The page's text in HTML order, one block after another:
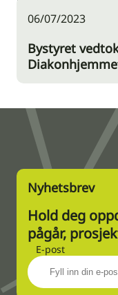
06/07/2023
Bystyret
Nyhetsbrev
Hold deg
pågår,
E-post